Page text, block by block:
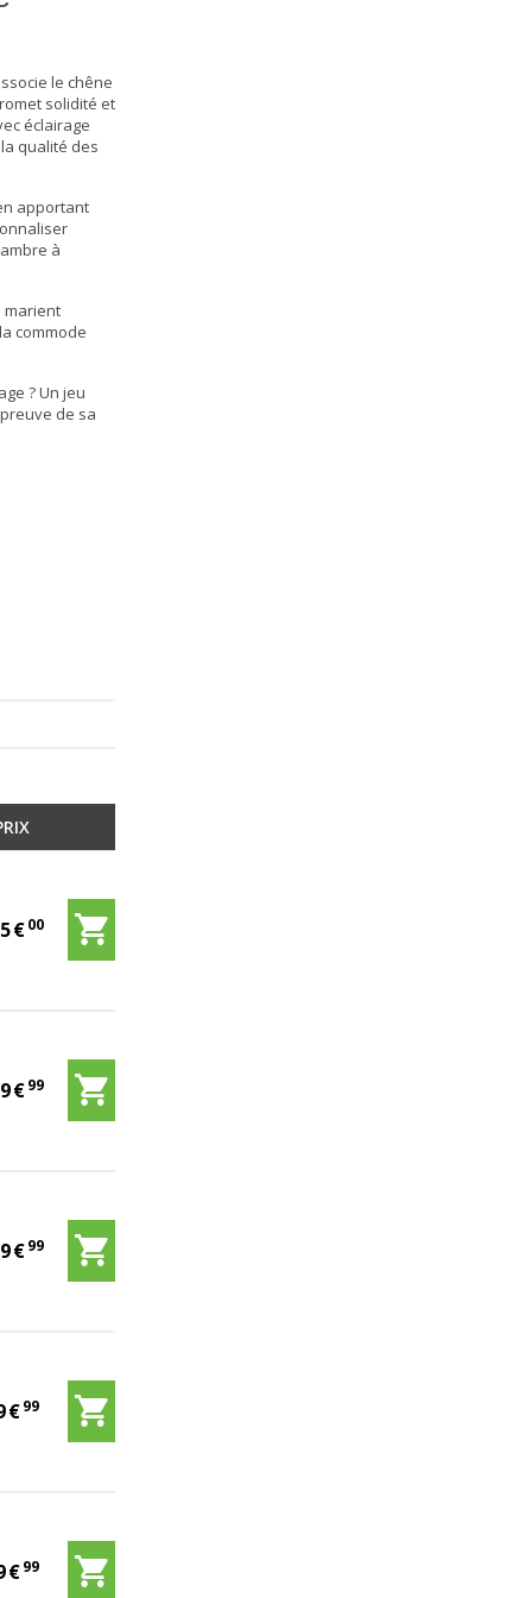
le chêne
solidité et
éclairage
qualité des
apportant
à
marient
commode
? Un jeu
de sa
€00
€99
€99
€ 99
€ 99